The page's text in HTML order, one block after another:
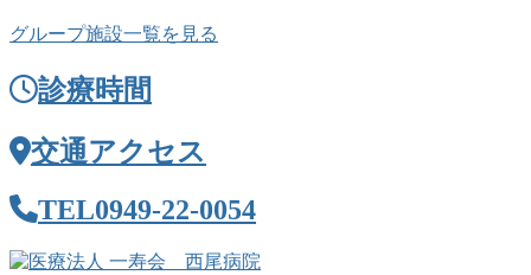
グループ施設一覧を見る
診療時間
交通アクセス
TEL0949-22-0054